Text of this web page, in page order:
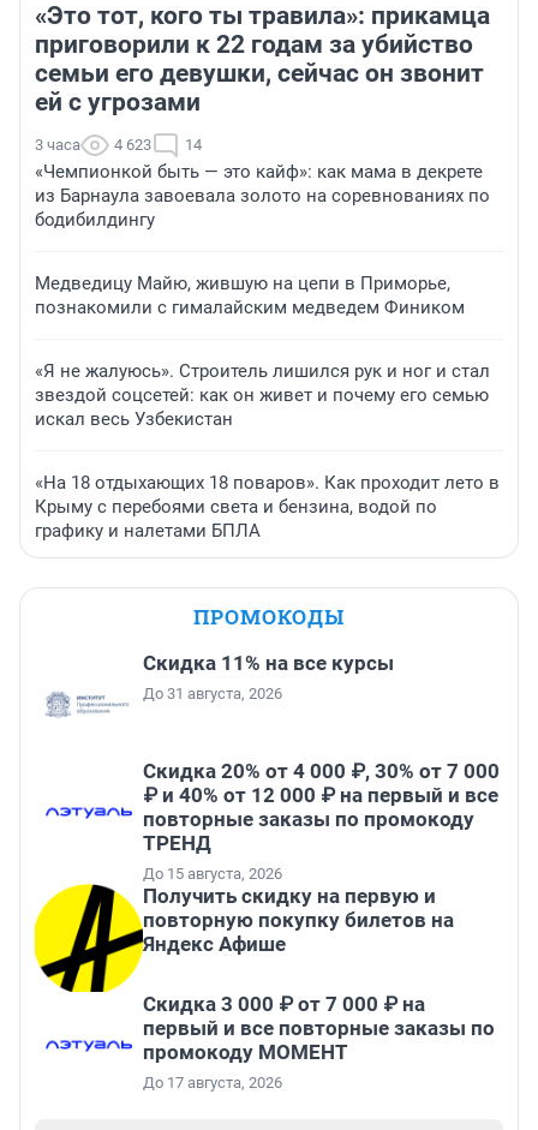
«Это тот, кого ты травила»: прикамца
приговорили к 22 годам за убийство
семьи его девушки, сейчас он звонит
ей с угрозами
3 часа 4 623 14
«Чемпионкой быть — это кайф»: как мама в декрете
из Барнаула завоевала золото на соревнованиях по
бодибилдингу
Медведицу Майю, жившую на цепи в Приморье,
познакомили с гималайским медведем Фиником
«Я не жалуюсь». Строитель лишился рук и ног и стал
звездой соцсетей: как он живет и почему его семью
искал весь Узбекистан
«На 18 отдыхающих 18 поваров». Как проходит лето в
Крыму с перебоями света и бензина, водой по
графику и налетами БПЛА
ПРОМОКОДЫ
Скидка 11% на все курсы
До 31 августа, 2026
Скидка 20% от 4 000 ₽, 30% от 7 000
₽ и 40% от 12 000 ₽ на первый и все
повторные заказы по промокоду
ТРЕНД
До 15 августа, 2026
Получить скидку на первую и
повторную покупку билетов на
Яндекс Афише
Скидка 3 000 ₽ от 7 000 ₽ на
первый и все повторные заказы по
промокоду МОМЕНТ
До 17 августа, 2026